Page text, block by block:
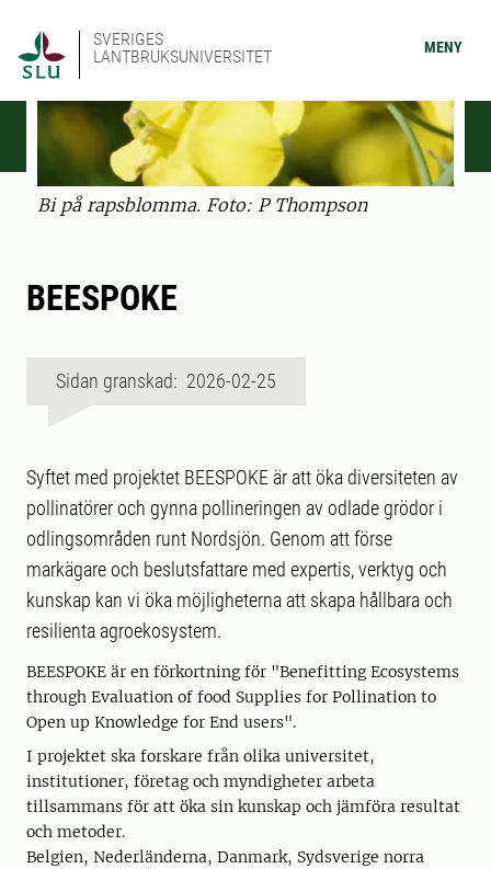
SVERIGES
LANTBRUKSUNIVERSITET
MENY
Bi på rapsblomma. Foto: P Thompson
BEESPOKE
Sidan granskad: 2026-02-25
Syftet med projektet BEESPOKE är att öka diversiteten av
pollinatörer och gynna pollineringen av odlade grödor i
odlingsområden runt Nordsjön. Genom att förse
markägare och beslutsfattare med expertis, verktyg och
kunskap kan vi öka möjligheterna att skapa hållbara och
resilienta agroekosystem.
BEESPOKE är en förkortning för "Benefitting Ecosystems
through Evaluation of food Supplies for Pollination to
Open up Knowledge for End users".
I projektet ska forskare från olika universitet,
institutioner, företag och myndigheter arbeta
tillsammans för att öka sin kunskap och jämföra resultat
och metoder.
Belgien, Nederländerna, Danmark, Sydsverige norra